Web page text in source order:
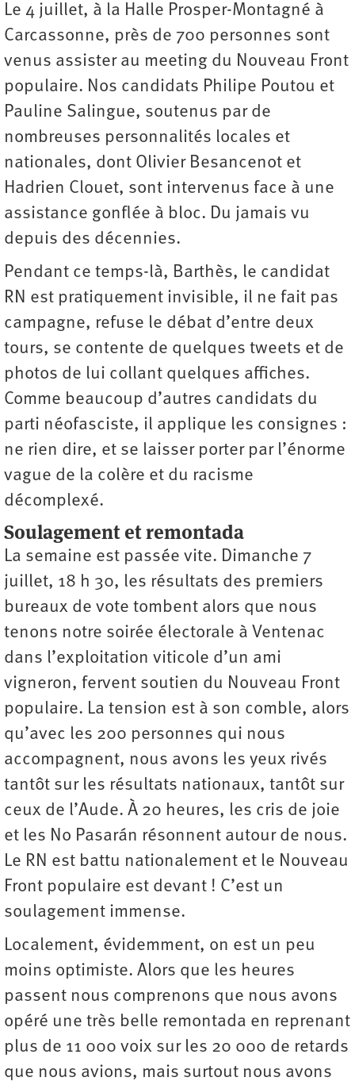
Le 4 juillet, à la Halle Prosper-Montagné à
Carcassonne, près de 700 personnes sont
venus assister au meeting du Nouveau Front
populaire. Nos candidats Philipe Poutou et
Pauline Salingue, soutenus par de
nombreuses personnalités locales et
nationales, dont Olivier Besancenot et
Hadrien Clouet, sont intervenus face à une
assistance gonflée à bloc. Du jamais vu
depuis des décennies.
Pendant ce temps-là, Barthès, le candidat
RN est pratiquement invisible, il ne fait pas
campagne, refuse le débat d’entre deux
tours, se contente de quelques tweets et de
photos de lui collant quelques affiches.
Comme beaucoup d’autres candidats du
parti néofasciste, il applique les consignes :
ne rien dire, et se laisser porter par l’énorme
vague de la colère et du racisme
décomplexé.
Soulagement et remontada
La semaine est passée vite. Dimanche 7
juillet, 18 h 30, les résultats des premiers
bureaux de vote tombent alors que nous
tenons notre soirée électorale à Ventenac
dans l’exploitation viticole d’un ami
vigneron, fervent soutien du Nouveau Front
populaire. La tension est à son comble, alors
qu’avec les 200 personnes qui nous
accompagnent, nous avons les yeux rivés
tantôt sur les résultats nationaux, tantôt sur
ceux de l’Aude. À 20 heures, les cris de joie
et les No Pasarán résonnent autour de nous.
Le RN est battu nationalement et le Nouveau
Front populaire est devant ! C’est un
soulagement immense.
Localement, évidemment, on est un peu
moins optimiste. Alors que les heures
passent nous comprenons que nous avons
opéré une très belle remontada en reprenant
plus de 11 000 voix sur les 20 000 de retards
que nous avions, mais surtout nous avons